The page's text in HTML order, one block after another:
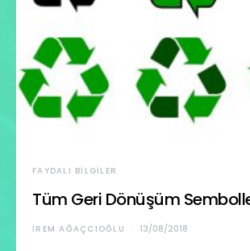
FAYDALI BILGILER
Tüm Geri Dönüşüm
İREM AĞAÇCIOĞLU 13/08/2018